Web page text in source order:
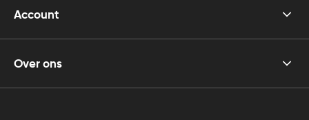
Account
Over ons